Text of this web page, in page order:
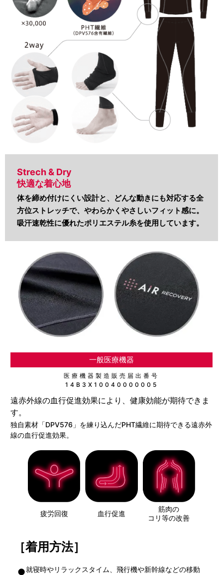
Strech & Dry
快適な着心地
体を締め付けにくい設計と、どんな動きにも対応する全
方位ストレッチで、やわらかくやさしいフィット感に。
吸汗速乾性に優れたポリエステル糸を使用しています。
一般医療機器
医療機器製造販売届出番号
14B3X10040000005
遠赤外線の血行促進効果により、健康効能が期待できま
す。
独自素材「DPV576」を練り込んだPHT繊維に期待できる遠赤外
線の血行促進効果。
疲労回復 血行促進
筋肉の
コリ等の改善
［着用方法］
就寝時やリラックスタイム、飛行機や新幹線などの移動